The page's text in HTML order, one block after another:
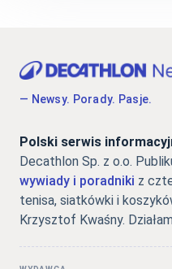
— Newsy. Porady. Pasje.
Polski serwis
Decathlon Sp. z o.o.
wywiady i poradniki z
tenisa, siatkówki i
Krzysztof Kwaśny.